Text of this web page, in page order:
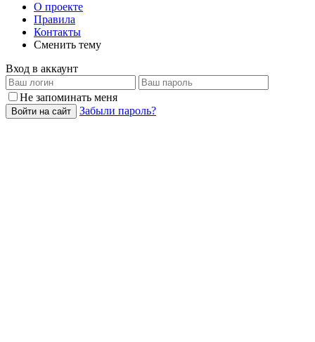
О проекте
Правила
Контакты
Сменить тему
Вход в аккаунт
Не запоминать меня
Войти на сайт Забыли пароль?